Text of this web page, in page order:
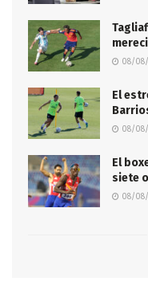
08/
El
08/
El
siete
08/